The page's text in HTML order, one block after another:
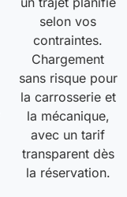
selon vos
contraintes.
Chargement
sans risque pour
la carrosserie et
la mécanique,
avec un tarif
transparent dès
la réservation.